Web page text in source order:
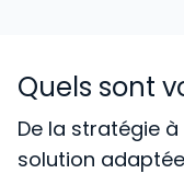
Quels sont
De la stratégie
solution